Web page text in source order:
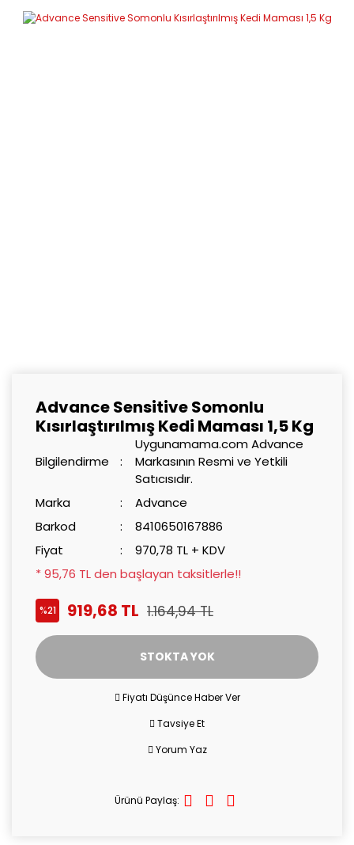
Advance Sensitive Somonlu
Kısırlaştırılmış Kedi Maması 1,5 Kg
Bilgilendirme
Uygunamama.com Advance
Markasının Resmi ve Yetkili
Satıcısıdır.
Marka
Advance
Barkod
8410650167886
Fiyat
970,78 TL + KDV
* 95,76 TL den başlayan taksitlerle!!
%21 919,68 TL 1.164,94 TL
STOKTA YOK
Fiyatı Düşünce Haber Ver
Tavsiye Et
Yorum Yaz
Ürünü Paylaş: